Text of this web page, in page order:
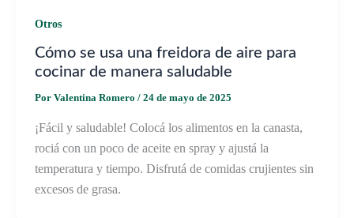
Otros
Cómo se usa una freidora de aire para
cocinar de manera saludable
Por Valentina Romero / 24 de mayo de 2025
¡Fácil y saludable! Colocá los alimentos en la canasta,
rociá con un poco de aceite en spray y ajustá la
temperatura y tiempo. Disfrutá de comidas crujientes sin
excesos de grasa.